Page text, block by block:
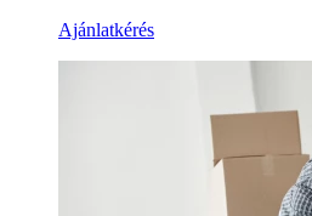
Ajánlatkérés